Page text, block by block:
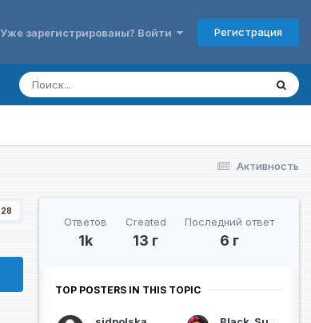
Уже зарегистрированы? Войти Регистрация
Активность
28
Ответов
1k
Created
13 г
Последний ответ
6 г
TOP POSTERS IN THIS TOPIC